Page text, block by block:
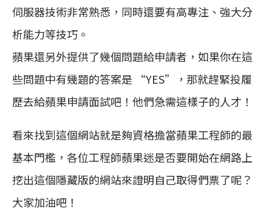
伺服器技術非常熟悉，同時還要有高專注、強大分
析能力等技巧。
蘋果還另外提供了幾個問題給申請者，如果你在這
些問題中有幾題的答案是 “YES”，那就趕緊投履
歷去給蘋果申請面試吧！他們急需這樣子的人才！
看來找到這個網站就是夠資格擔當蘋果工程師的最
基本門檻，各位工程師蘋果迷是否要開始在網路上
挖出這個隱藏版的網站來證明自己取得們票了呢？
大家加油吧！